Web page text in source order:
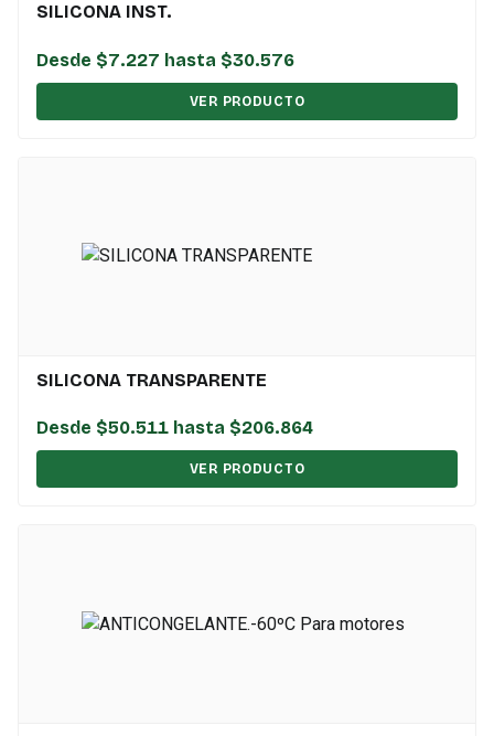
SILICONA INST.
Desde $7.227 hasta $30.576
VER PRODUCTO
SILICONA TRANSPARENTE
Desde $50.511 hasta $206.864
VER PRODUCTO